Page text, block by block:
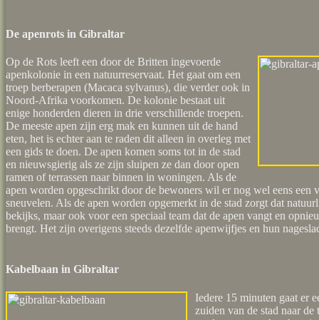
De apenrots in Gibraltar
Op de Rots leeft een door de Britten ingevoerde
apenkolonie in een natuurreservaat. Het gaat om een
troep berberapen (Macaca sylvanus), die verder ook in
Noord-Afrika voorkomen. De kolonie bestaat uit
enige honderden dieren in drie verschillende troepen.
De meeste apen zijn erg mak en kunnen uit de hand
eten, het is echter aan te raden dit alleen in overleg met
een gids te doen. De apen komen soms tot in de stad
en nieuwsgierig als ze zijn sluipen ze dan door open
ramen of terrassen naar binnen in woningen. Als de
apen worden opgeschrikt door de bewoners wil er nog wel eens een
sneuvelen. Als de apen worden opgemerkt in de stad zorgt dat
bekijks, maar ook voor een speciaal team dat de apen vangt en
brengt. Het zijn overigens steeds dezelfde apenwijfjes en hun
Kabelbaan in Gibraltar
Iedere 15 minuten gaat er
zuiden van de stad naar de